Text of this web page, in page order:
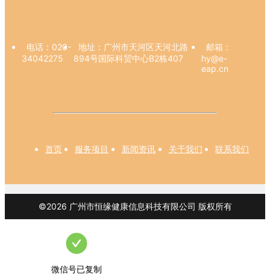
电话： 020-
34042275
地址： 广州市天河区天河北路
894号国际科贸中心B2栋407
邮箱：
hy@e-
eap.cn
首页 服务项目 新闻资讯 关于我们 联系我们
©2026 广州市恒缘健康信息科技有限公司 版权所有
微信号已复制